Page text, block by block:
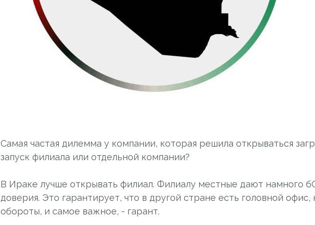
Самая частая дилемма у компании, которая решила открываться
запуск филиала или отдельной компании?
В Ираке лучше открывать филиал. Филиалу местные дают намного
доверия. Это гарантирует, что в другой стране есть головной офис,
обороты, и самое важное, - гарант.